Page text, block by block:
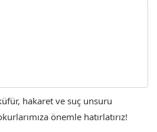
hakaret ve suç unsuru
önemle hatırlatırız!